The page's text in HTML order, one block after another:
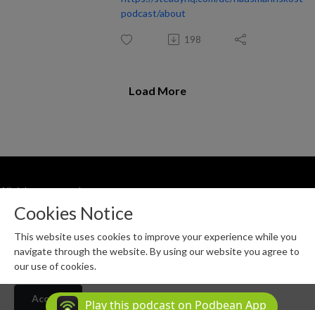
podcast/about
198
Load More
All rights reserved
Podcast Powered By Podbean
Cookies Notice
This website uses cookies to improve your experience while you
navigate through the website. By using our website you agree to
our use of cookies.
Accept Play this podcast on Podbean App